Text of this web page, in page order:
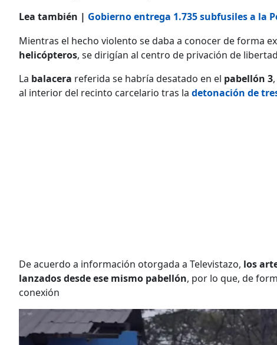
Lea también | Gobierno entrega 1.735 subfusiles a la
Mientras el hecho violento se daba a conocer de forma
helicópteros, se dirigían al centro de privación de
La balacera referida se habría desatado en el pabellón 3
al interior del recinto carcelario tras la detonación de
De acuerdo a información otorgada a Televistazo, los
lanzados desde ese mismo pabellón, por lo que, de
conexión